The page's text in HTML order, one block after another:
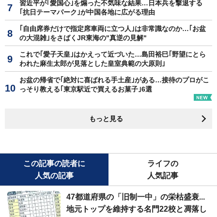
習近平が｢愛国心｣を煽った不気味な結果…日本兵を撃退する
｢抗日テーマパーク｣が中国各地に広がる理由
｢自由席券だけで指定席車両に立つ人｣は非常識なのか…｢お盆
の大混雑｣をさばくJR東海の"真逆の見解"
これで｢愛子天皇｣はかえって近づいた…島田裕巳｢野望にとら
われた麻生太郎が見落とした皇室典範の大原則｣
お盆の帰省で｢絶対に喜ばれる手土産｣がある…接待のプロがこ
っそり教える｢東京駅近で買えるお菓子｣6選
もっと見る
この記事の読者に
人気の記事
ライフの
人気記事
47都道府県の「旧制一中」の栄枯盛衰...
地元トップを維持する名門22校と凋落し